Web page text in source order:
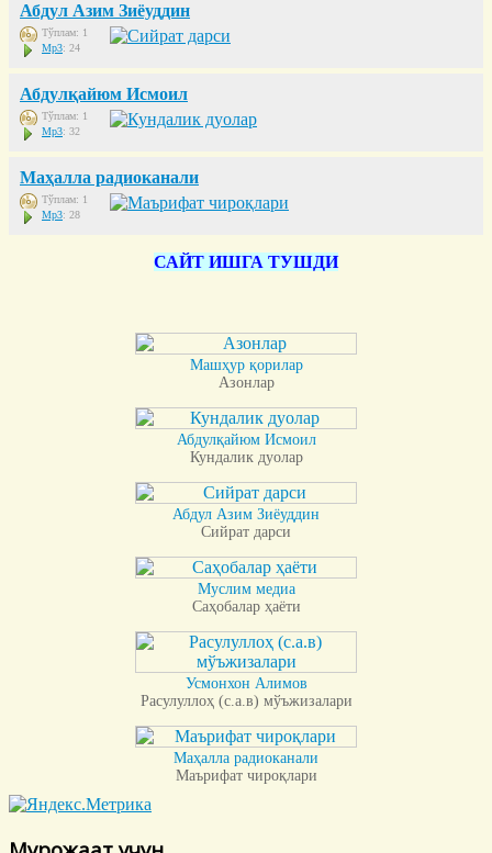
Абдул Азим Зиёуддин
Тўплам: 1
Mp3: 24
Абдулқайюм Исмоил
Тўплам: 1
Mp3: 32
Маҳалла радиоканали
Тўплам: 1
Mp3: 28
САЙТ ИШГА ТУШДИ
Машҳур қорилар
Азонлар
Абдулқайюм Исмоил
Кундалик дуолар
Абдул Азим Зиёуддин
Сийрат дарси
Муслим медиа
Саҳобалар ҳаёти
Усмонхон Алимов
Расулуллоҳ (с.а.в) мўъжизалари
Маҳалла радиоканали
Маърифат чироқлари